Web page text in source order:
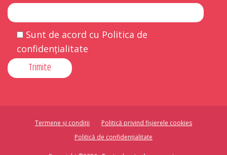
Sunt de acord cu Politica de
confidențialitate
Termene și condiții
Politică privind fișierele cookies
Politică de confidențialitate